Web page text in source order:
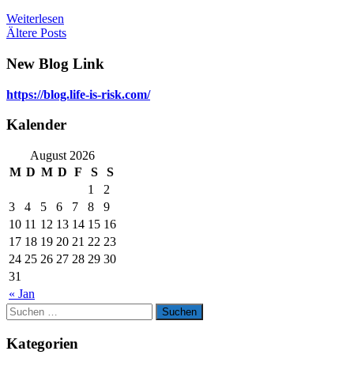
Weiterlesen
Ältere Posts
New Blog Link
https://blog.life-is-risk.com/
Kalender
August 2026
M D M D F S S
« Jan
1
2
3
4 5 6 7 8
9
10 11 12 13 14 15 16
17 18 19 20 21 22 23
24 25 26 27 28 29 30
31
Suchen
nach:
Suchen
Kategorien